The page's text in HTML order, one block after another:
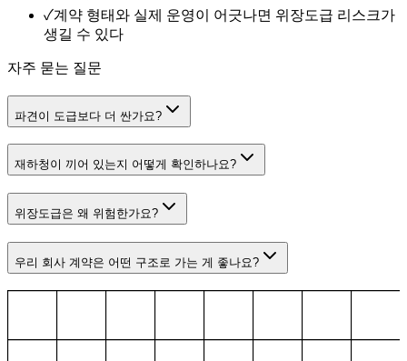
✓계약 형태와 실제 운영이 어긋나면 위장도급 리스크가
생길 수 있다
자주 묻는 질문
파견이 도급보다 더 싼가요?
재하청이 끼어 있는지 어떻게 확인하나요?
위장도급은 왜 위험한가요?
우리 회사 계약은 어떤 구조로 가는 게 좋나요?